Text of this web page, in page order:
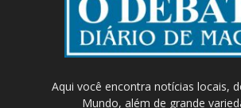
Aqui você encontra notícias locais,
Mundo, além de grande